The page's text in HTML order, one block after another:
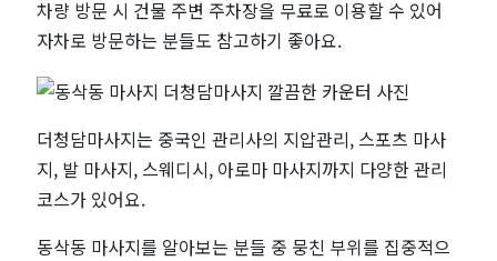
지차량 방문 시 건물 주변 주차장을 무료로 이용할 수 있어
자차로 방문하는 분들도 참고하기 좋아요.
더청담마사지는 중국인 관리사의 지압관리, 스포츠 마사
지, 발 마사지, 스웨디시, 아로마 마사지까지 다양한 관리
코스가 있어요.
동삭동 마사지를 알아보는 분들 중 뭉친 부위를 집중적으